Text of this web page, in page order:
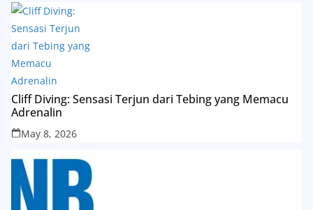
Cliff Diving: Sensasi Terjun dari Tebing yang Memacu
Adrenalin
May 8, 2026